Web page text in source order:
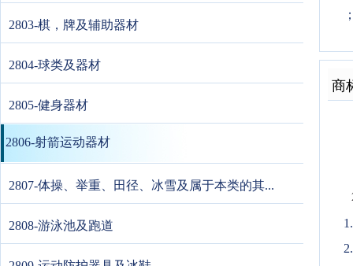
2803-棋，牌及辅助器材
2804-球类及器材
2805-健身器材
2806-射箭运动器材
2807-体操、举重、田径、冰雪及属于本类的其...
2808-游泳池及跑道
商